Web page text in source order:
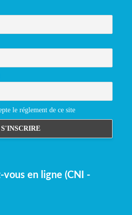
le réglement de ce site
vous en ligne (CNI -